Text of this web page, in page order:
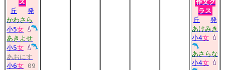
ス
丘
発
かわさら
小5女
あきよせ
小5女
あおにす
小6女 09
作文ク
ラス
丘
発
あけみき
小4女
あさらな
小4女